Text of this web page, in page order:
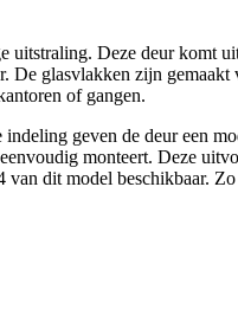
Deze deur komt
glasvlakken zijn gemaakt
of gangen.
geven de deur een
monteert. Deze
dit model beschikbaar.